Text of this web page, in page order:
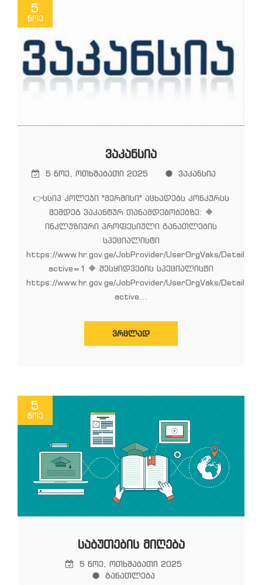
5
ნოე
ᲕᲐᲙᲐᲜᲡᲘᲐ
5 ნოე, ოთხშაბათი 2025 ვაკანსია
👉სსიპ კოლეჯი "მერმისი" აცხადებს კონკურსს
შემდეგ ვაკანტურ თანამდებობებზე: 🔶
ინკლუზიური პროფესიული განათლების
სპეციალისტი
https://www.hr.gov.ge/JobProvider/UserOrgVaks/Details/
active=1 🔶 შესყიდვების სპეციალისტი
https://www.hr.gov.ge/JobProvider/UserOrgVaks/Details/
active...
ᲕᲠᲪᲚᲐᲓ
5
ნოე
ᲡᲐᲑᲣᲗᲔᲑᲘᲡ ᲛᲘᲦᲔᲑᲐ
5 ნოე, ოთხშაბათი 2025
განათლება